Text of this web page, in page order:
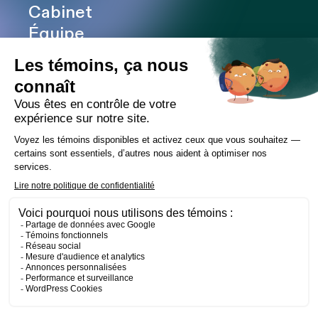
Cabinet
Équipe
Expertises
Bureaux
Carrière
Transactions
Nouvelles
Contact
LinkedIn Instagram